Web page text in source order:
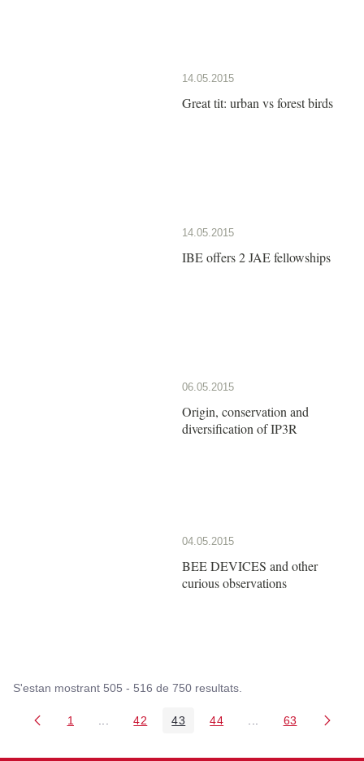
14.05.2015
Great tit: urban vs forest birds
14.05.2015
IBE offers 2 JAE fellowships
06.05.2015
Origin, conservation and
diversification of IP3R
04.05.2015
BEE DEVICES and other
curious observations
S'estan mostrant 505 - 516 de 750 resultats.
Pàgina
1 Pàgines intermèdies Utilitzeu TAB per navegar.
Pàgina
42 Pàgina
43 Pàgina
44 PàginesPàgina
63